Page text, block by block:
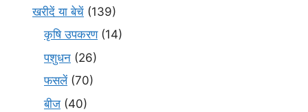
खरीदें या बेचें (139)
कृषि उपकरण(14)
पशुधन (26)
फसलें(70)
बीज (40)